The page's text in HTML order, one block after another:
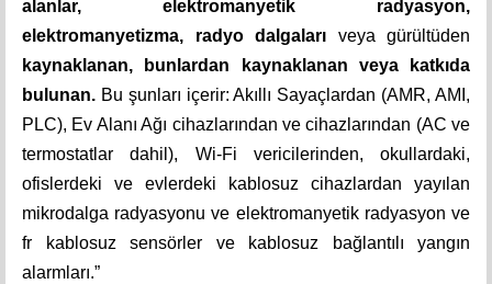
alanlar, elektromanyetik radyasyon,
elektromanyetizma, radyo dalgaları veya gürültüden
kaynaklanan, bunlardan kaynaklanan veya katkıda
bulunan. Bu şunları içerir: Akıllı Sayaçlardan (AMR, AMI,
PLC), Ev Alanı Ağı cihazlarından ve cihazlarından (AC ve
termostatlar dahil), Wi-Fi vericilerinden, okullardaki,
ofislerdeki ve evlerdeki kablosuz cihazlardan yayılan
mikrodalga radyasyonu ve elektromanyetik radyasyon ve
fr kablosuz sensörler ve kablosuz bağlantılı yangın
alarmları.”